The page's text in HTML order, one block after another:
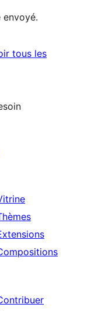
envoyé.
tous lesavis